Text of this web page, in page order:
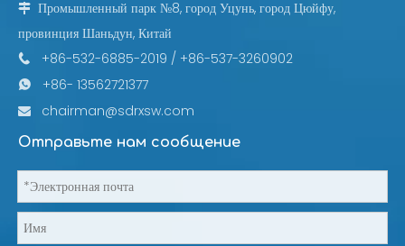
 Промышленный парк №8, город Уцунь, город Цюйфу,
провинция Шаньдун, Китай
 +86-532-6885-2019 / +86-537-3260902
 +86- 13562721377
 chairman@sdrxsw.com
Отправьте нам сообщение